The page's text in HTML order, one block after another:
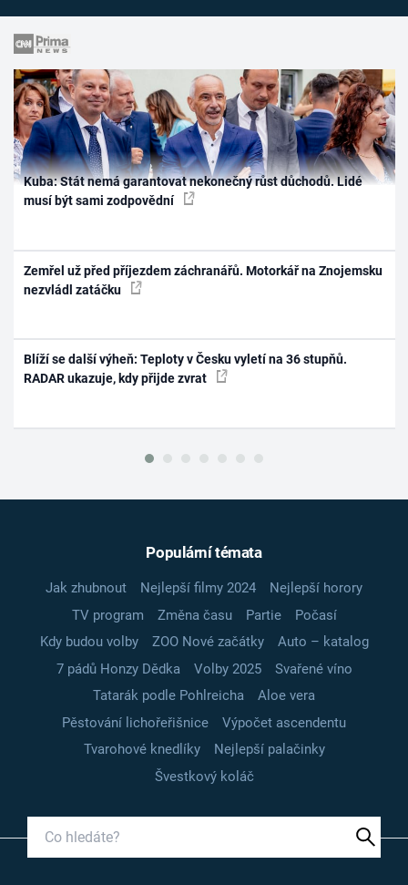
Kuba: Stát nemá garantovat nekonečný růst důchodů. Lidé
musí být sami zodpovědní
Zemřel už před příjezdem záchranářů. Motorkář na Znojemsku
nezvládl zatáčku
Blíží se další výheň: Teploty v Česku vyletí na 36 stupňů.
RADAR ukazuje, kdy přijde zvrat
Populární témata
Jak zhubnout Nejlepší filmy 2024
Nejlepší horory
TV program
Změna času Partie
Počasí
Kdy budou volby
ZOO Nové začátky
Auto – katalog
7 pádů Honzy Dědka
Volby 2025
Svařené víno
Tatarák podle Pohlreicha
Aloe vera
Pěstování lichořeřišnice
Výpočet ascendentu
Tvarohové knedlíky
Nejlepší palačinky
Švestkový koláč